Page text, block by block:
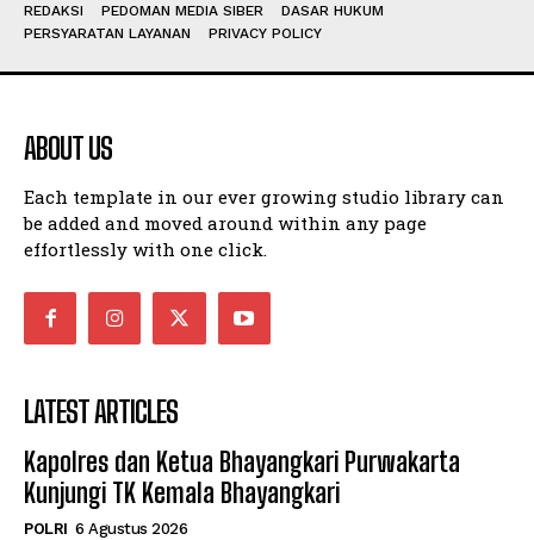
REDAKSI PEDOMAN MEDIA SIBER
DASAR HUKUM
PERSYARATAN LAYANAN
PRIVACY POLICY
ABOUT US
Each template in our ever growing studio library can
be added and moved around within any page
effortlessly with one click.
LATEST ARTICLES
Kapolres dan Ketua Bhayangkari Purwakarta
Kunjungi TK Kemala Bhayangkari
POLRI 6 Agustus 2026